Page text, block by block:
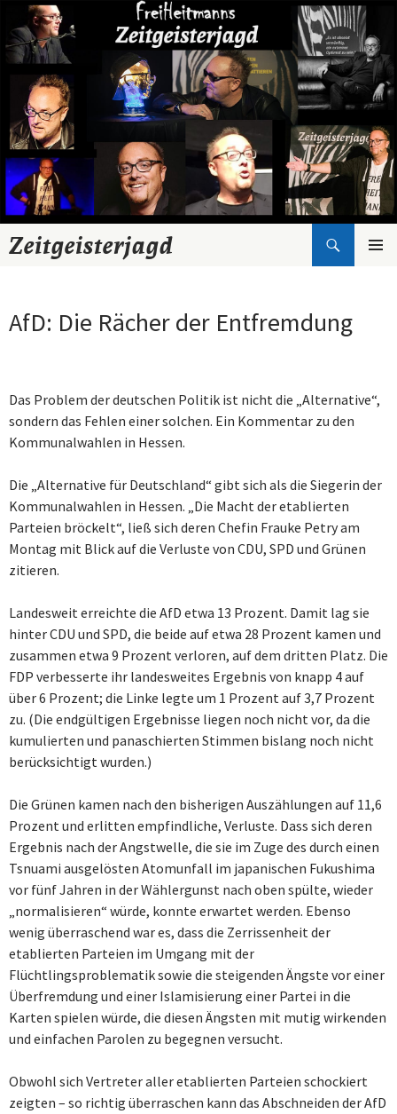
Zeitgeisterjagd
Suchen
Zum
AfD: Die Rächer der Entfremdung
Das Problem der deutschen Politik ist nicht die „Alternative“,
sondern das Fehlen einer solchen. Ein Kommentar zu den
Kommunalwahlen in Hessen.
Die „Alternative für Deutschland“ gibt sich als die Siegerin der
Kommunalwahlen in Hessen. „Die Macht der etablierten
Parteien bröckelt“, ließ sich deren Chefin Frauke Petry am
Montag mit Blick auf die Verluste von CDU, SPD und Grünen
zitieren.
Landesweit erreichte die AfD etwa 13 Prozent. Damit lag sie
hinter CDU und SPD, die beide auf etwa 28 Prozent kamen und
zusammen etwa 9 Prozent verloren, auf dem dritten Platz. Die
FDP verbesserte ihr landesweites Ergebnis von knapp 4 auf
über 6 Prozent; die Linke legte um 1 Prozent auf 3,7 Prozent
zu. (Die endgültigen Ergebnisse liegen noch nicht vor, da die
kumulierten und panaschierten Stimmen bislang noch nicht
berücksichtigt wurden.)
Die Grünen kamen nach den bisherigen Auszählungen auf 11,6
Prozent und erlitten empfindliche, Verluste. Dass sich deren
Ergebnis nach der Angstwelle, die sie im Zuge des durch einen
Tsnuami ausgelösten Atomunfall im japanischen Fukushima
vor fünf Jahren in der Wählergunst nach oben spülte, wieder
„normalisieren“ würde, konnte erwartet werden. Ebenso
wenig überraschend war es, dass die Zerrissenheit der
etablierten Parteien im Umgang mit der
Flüchtlingsproblematik sowie die steigenden Ängste vor einer
Überfremdung und einer Islamisierung einer Partei in die
Karten spielen würde, die diesen Ängsten mit mutig wirkenden
und einfachen Parolen zu begegnen versucht.
Obwohl sich Vertreter aller etablierten Parteien schockiert
zeigten – so richtig überraschen kann das Abschneiden der AfD